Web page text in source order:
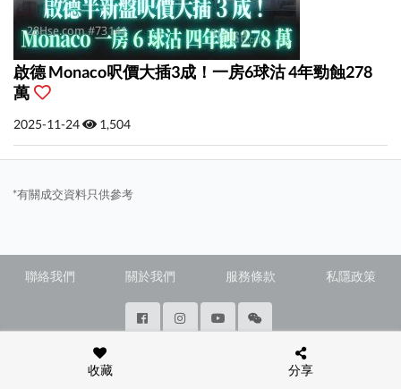
啟德 Monaco呎價大插3成！一房6球沽 4年勁蝕278
萬
2025-11-24 1,504
*有關成交資料只供參考
收藏 分享
聯絡我們 關於我們 服務條款 私隱政策
@ Copyright 2026 28Hse LTD All rights reserved.